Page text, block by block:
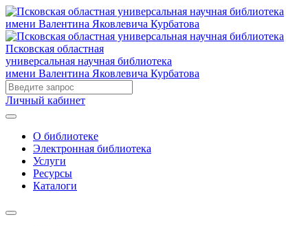
Псковская областная
универсальная научная библиотека
имени Валентина Яковлевича Курбатова
Личный кабинет
О библиотеке
Электронная библиотека
Услуги
Ресурсы
Каталоги